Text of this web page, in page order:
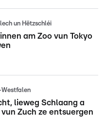
un Hëtzschléi
am Zoo vun Tokyo
Westfalen
lieweg Schlaang a
Zuch ze entsuergen